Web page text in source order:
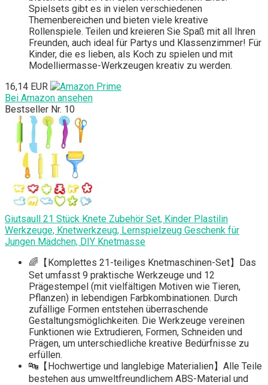
Spielsets gibt es in vielen verschiedenen
Themenbereichen und bieten viele kreative
Rollenspiele. Teilen und kreieren Sie Spaß mit all Ihren
Freunden, auch ideal für Partys und Klassenzimmer! Für
Kinder, die es lieben, als Koch zu spielen und mit
Modelliermasse-Werkzeugen kreativ zu werden.
16,14 EUR
Bei Amazon ansehen
Bestseller Nr. 10
Giutsaull 21 Stück Knete Zubehör Set, Kinder Plastilin
Werkzeuge, Knetwerkzeug, Lernspielzeug Geschenk für
Jungen Mädchen, DIY Knetmasse
🌈【Komplettes 21-teiliges Knetmaschinen-Set】Das
Set umfasst 9 praktische Werkzeuge und 12
Prägestempel (mit vielfältigen Motiven wie Tieren,
Pflanzen) in lebendigen Farbkombinationen. Durch
zufällige Formen entstehen überraschende
Gestaltungsmöglichkeiten. Die Werkzeuge vereinen
Funktionen wie Extrudieren, Formen, Schneiden und
Prägen, um unterschiedliche kreative Bedürfnisse zu
erfüllen.
🔤【Hochwertige und langlebige Materialien】Alle Teile
bestehen aus umweltfreundlichem ABS-Material und